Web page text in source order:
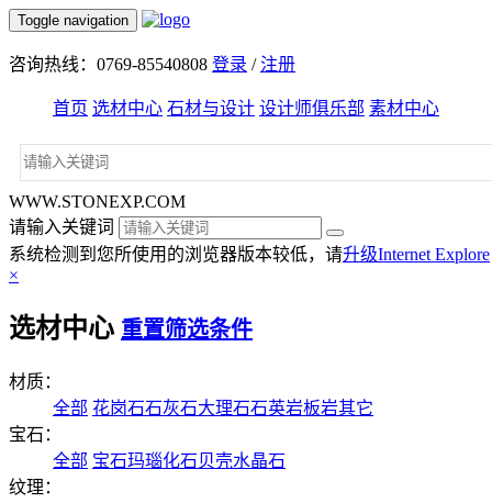
Toggle navigation
咨询热线：0769-85540808 登录 /注册
首页 选材中心 石材与设计 设计师俱乐部 素材中心
WWW.STONEXP.COM
请输入关键词
系统检测到您所使用的浏览器版本较低，请升级Internet Explore
×
选材中心 重置筛选条件
材质：
全部 花岗石石灰石大理石石英岩板岩其它
宝石：
全部 宝石玛瑙化石贝壳水晶石
纹理：